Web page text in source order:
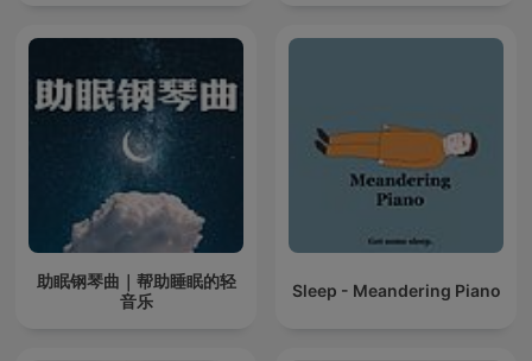
助眠钢琴曲｜帮助睡眠的轻
音乐
Sleep - Meandering Piano